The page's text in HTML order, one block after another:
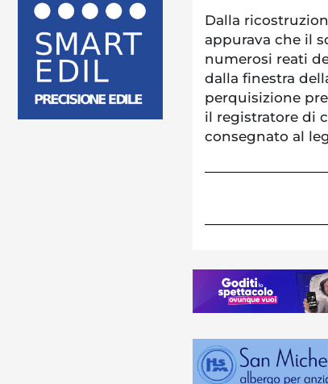
Dalla
appurava che il
numerosi reati
dalla finestra
perquisizione
il registratore di
consegnato al